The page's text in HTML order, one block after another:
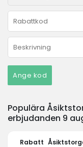
Ange kod
Populära
erbjudanden 9
Rabatt